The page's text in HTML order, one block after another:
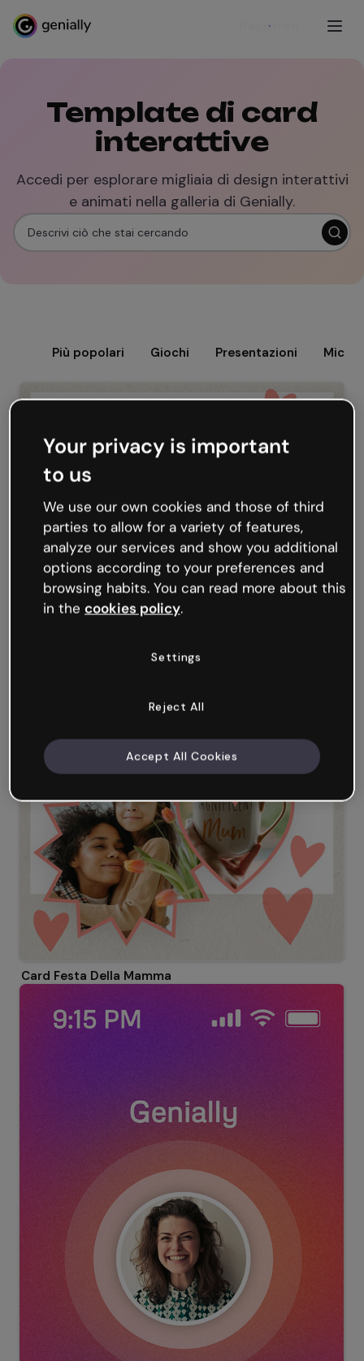
Registrati
Template di card
interattive
Accedi per esplorare migliaia di design interattivi
e animati nella galleria di Genially.
Più popolari Giochi Presentazioni
Card Festa Della Mamma
Your privacy is important
to us
We use our own cookies and those of third
parties to allow for a variety of features,
analyze our services and show you additional
options according to your preferences and
browsing habits. You can read more about this
in the cookies policy.
Settings
Reject All
Accept All Cookies